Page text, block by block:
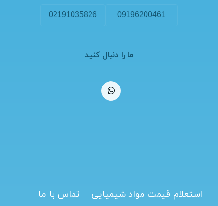
09196200461
02191035826
ما را دنبال کنید
استعلام قیمت مواد شیمیایی تماس با ما